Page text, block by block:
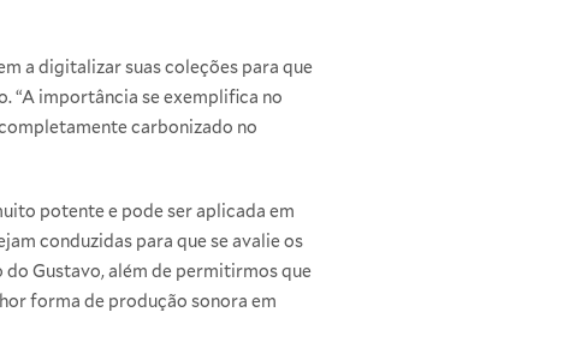
a digitalizar suas coleções para que
“A importância se exemplifica no
carbonizado no
potente e pode ser aplicada em
conduzidas para que se avalie os
Gustavo, além de permitirmos que
forma de produção sonora em